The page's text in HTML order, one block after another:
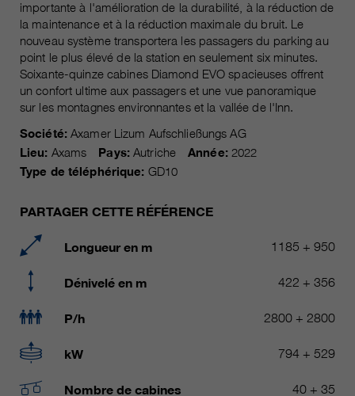
importante à l'amélioration de la durabilité, à la réduction de
la maintenance et à la réduction maximale du bruit. Le
nouveau système transportera les passagers du parking au
point le plus élevé de la station en seulement six minutes.
Soixante-quinze cabines Diamond EVO spacieuses offrent
un confort ultime aux passagers et une vue panoramique
sur les montagnes environnantes et la vallée de l'Inn.
Société:Axamer Lizum Aufschließungs AG
Lieu: Axams Pays:Autriche Année:2022
Type de téléphérique: GD10
PARTAGER CETTE RÉFÉRENCE
Longueur en m 1185 + 950
Dénivelé en m 422 + 356
P/h 2800 + 2800
kW 794 + 529
Nombre de cabines 40 + 35
durée
pour la session actuelle du
navigateur
fin
C’est utilisé pour protéger contre
les spams causés par les spams.
Name cookie_optin
durée 30 jours
Enregistre les paramètres de
l’utilisateur.
Les cookies marketing comprennent le suivi et les
cookies statistiques
Name
_ga, _gid, _gat, __utma, __utmb,
__utmc, __utmd, __utmz
fournisseur Google Analytics
durée
varie entre 2 ans et 6 mois, voire
moins.
Google Analytics pour collecter
d’utilisation, y compris des
personnelles. Vous trouverez de
dispositions sur la protection des
https://policies.google.com/privacy.
sites Internet / nos applications.
informations sur les cookies